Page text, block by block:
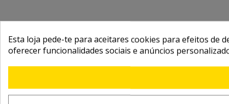
Esta loja pede-te para aceitares cookies para efeitos de
oferecer funcionalidades sociais e anúncios